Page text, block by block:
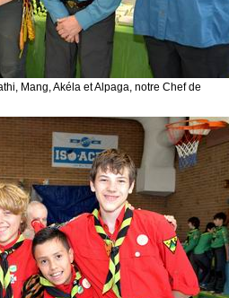
Mang, Akéla et Alpaga, notre Chef de